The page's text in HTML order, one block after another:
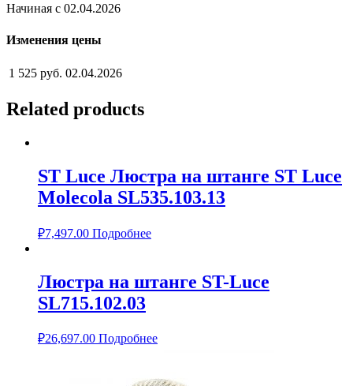
Начиная с 02.04.2026
Изменения цены
1 525 руб. 02.04.2026
Related products
ST Luce Люстра на штанге ST Luce
Molecola SL535.103.13
₽7,497.00 Подробнее
Люстра на штанге ST-Luce
SL715.102.03
₽26,697.00 Подробнее